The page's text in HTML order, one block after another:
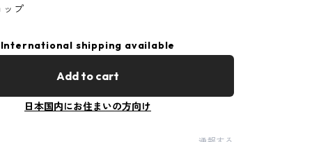
ップ
International shipping available
Add to cart
日本国内にお住まいの方向け